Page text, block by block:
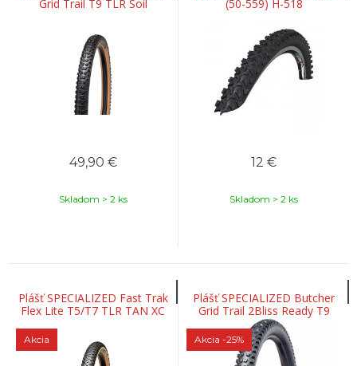
Grid Trail T9 TLR Soil
49,90 €
Skladom > 2 ks
(50-559) H-518
12 €
Skladom > 2 ks
Plášť SPECIALIZED Fast Trak
Flex Lite T5/T7 TLR TAN XC
Akcia
Plášť SPECIALIZED Butcher
Grid Trail 2Bliss Ready T9
Black
Akcia -25%